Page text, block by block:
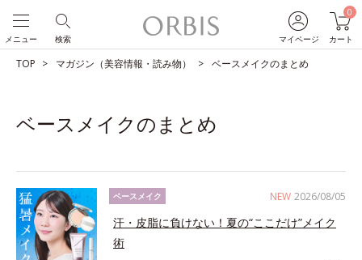
マイページ
0
カート
検索
メニュー
TOP マガジン（美容情報・読み物） ベースメイクのまとめ
ベースメイクのまとめ
NEW 2026/08/05
ベースメイク
汗・皮脂に負けない！夏の“ここだけ”メイク
術